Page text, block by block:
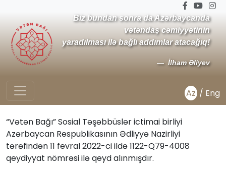
Biz bundan sonra da Azərbaycanda
vətəndaş cəmiyyətinin
yaradılması ilə bağlı addımlar atacağıq!
İlham Əliyev
Az / Eng
“Vətən Bağı” Sosial Təşəbbüslər ictimai birliyi
Azərbaycan Respublikasının Ədliyyə Nazirliyi
tərəfindən 11 fevral 2022-ci ildə 1122-Q79-4008
qeydiyyat nömrəsi ilə qeyd alınmışdır.